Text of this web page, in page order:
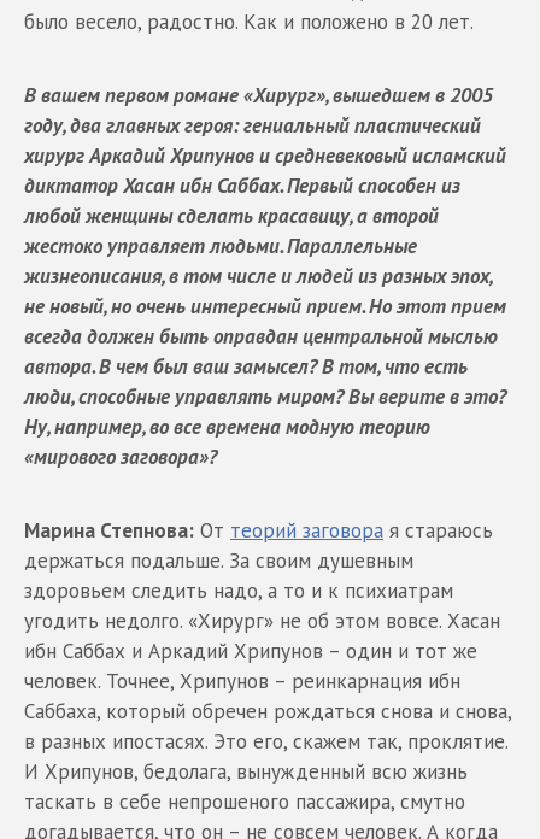
было весело, радостно. Как и положено в 20 лет.
В вашем первом романе «Хирург», вышедшем в 2005
году, два главных героя: гениальный пластический
хирург Аркадий Хрипунов и средневековый исламский
диктатор Хасан ибн Саббах. Первый способен из
любой женщины сделать красавицу, а второй
жестоко управляет людьми. Параллельные
жизнеописания, в том числе и людей из разных эпох,
не новый, но очень интересный прием. Но этот прием
всегда должен быть оправдан центральной мыслью
автора. В чем был ваш замысел? В том, что есть
люди, способные управлять миром? Вы верите в это?
Ну, например, во все времена модную теорию
«мирового заговора»?
Марина Степнова: От теорий заговора я стараюсь
держаться подальше. За своим душевным
здоровьем следить надо, а то и к психиатрам
угодить недолго. «Хирург» не об этом вовсе. Хасан
ибн Саббах и Аркадий Хрипунов – один и тот же
человек. Точнее, Хрипунов – реинкарнация ибн
Саббаха, который обречен рождаться снова и снова,
в разных ипостасях. Это его, скажем так, проклятие.
И Хрипунов, бедолага, вынужденный всю жизнь
таскать в себе непрошеного пассажира, смутно
догадывается, что он – не совсем человек. А когда